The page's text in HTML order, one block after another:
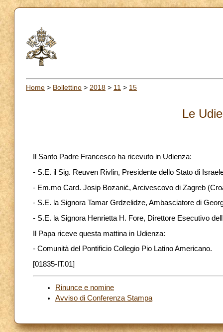
Home > Bollettino > 2018 > 11 > 15
Le
Il Santo Padre Francesco ha ricevuto in Udienza:
- S.E. il Sig. Reuven Rivlin, Presidente dello Stato di
- Em.mo Card. Josip Bozanić, Arcivescovo di Zagreb
- S.E. la Signora Tamar Grdzelidze, Ambasciatore di
- S.E. la Signora Henrietta H. Fore, Direttore Esecutivo
Il Papa riceve questa mattina in Udienza:
- Comunità del Pontificio Collegio Pio Latino Americano.
[01835-IT.01]
Rinunce e nomine
Avviso di Conferenza Stampa